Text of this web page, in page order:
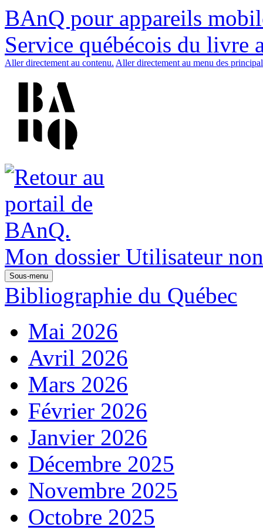
BAnQ pour appareils
Service québécois du livre
Aller directement au contenu. Aller directement au menu des
Mon dossier Utilisateur
Sous-menu
Bibliographie du Québec
Mai 2026
Avril 2026
Mars 2026
Février 2026
Janvier 2026
Décembre 2025
Novembre 2025
Octobre 2025